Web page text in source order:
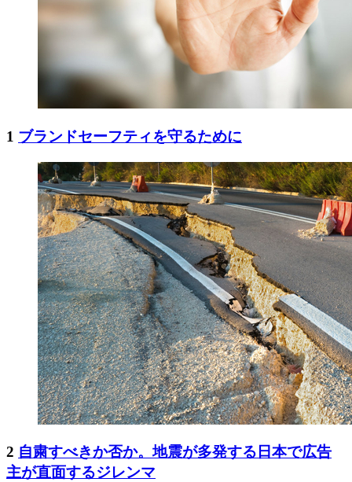
1 ブランドセーフティを守るために
2 自粛すべきか否か。地震が多発する日本で広告
主が直面するジレンマ